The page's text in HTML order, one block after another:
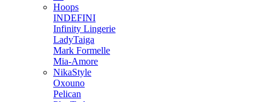
Hoops
INDEFINI
Infinity Lingerie
LadyTaiga
Mark Formelle
Mia-Amore
NikaStyle
Oxouno
Pelican